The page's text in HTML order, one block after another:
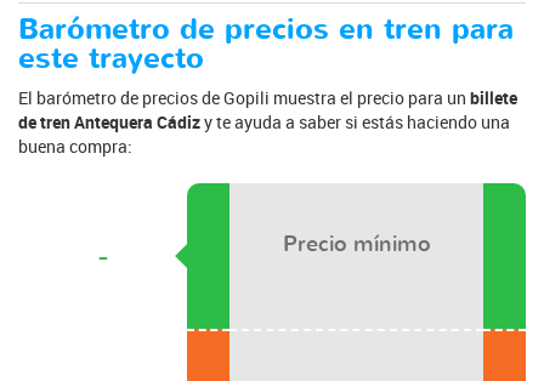
Barómetro de precios en tren para
este trayecto
El barómetro de precios de Gopili muestra el precio para un billete
de tren Antequera Cádizy te ayuda a saber si estás haciendo una
buena compra:
- Precio mínimo